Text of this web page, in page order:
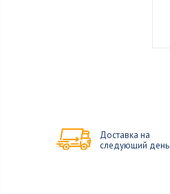
Доставка на
следующий день